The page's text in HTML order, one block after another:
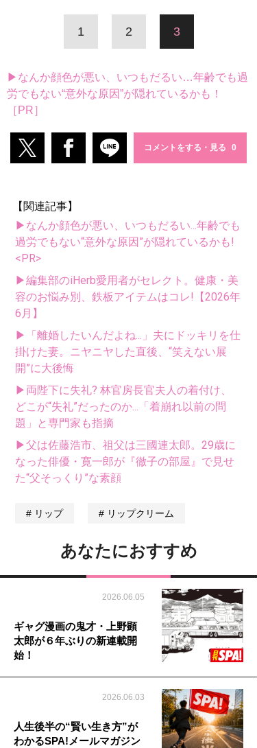
1 2 3
▶なんか顔色が悪い、いつもだるい…年齢でも過
労でもない“意外な原因”が隠れているかも！
［PR］
コメントをする・見る
【関連記事】
▶なんか顔色が悪い、いつもだるい...年齢でも
過労でもない“意外な原因”が隠れているかも!
<PR>
▶編集部のiHerb愛用者がセレクト。健康・美
容のお悩み別、鉄板アイテムはコレ!【2026年
6月】
▶「離婚したいんだよね...」夫にドッキリを仕
掛けた妻。ニヤニヤした直後、“笑えない展
開”に大後悔
▶両陛下に失礼? 林官房長官夫人の着付け、
どこが“失礼”だったのか...「着崩れ以前の問
題」と専門家も指摘
▶父は佐藤浩市、祖父は三國連太郎。29歳に
なった俳優・寛一郎が『徹子の部屋』で見せ
た“父そっくり”な素顔
リップ リップクリーム
あなたにおすすめ
2026.06.05
ギャグ漫画の鬼才・上野顕
太郎が６年ぶりの新連載開
始！
2026.06.03
人生後半の“賢い生き方”が
わかるSPA!メールマガジン